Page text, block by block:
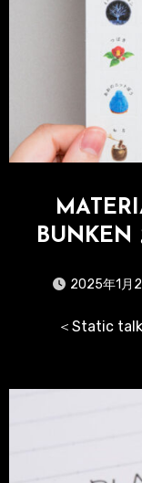
BUNKEN
2025年1月
＜Static